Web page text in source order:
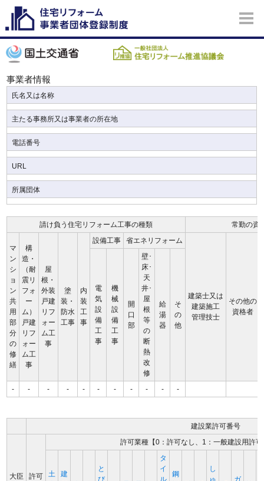
事業者情報
氏名又は名称
主たる事務所又は事業者の所在地
電話番号
URL
所属団体
請け負う住宅リフォーム工事の種類 常勤の資
マ
ン
シ
ョ
ン
共
用
部
分
の
修
繕
構
造・
（耐
震リ
フォ
ー
ム）
戸建
リフ
ォー
ム工
事
屋
根・
外装
戸建
リフ
ォー
ム工
事
塗
装・
防水
工事
内
装
工
事
設備工事 省エネリフォーム
建築士又は
建築施工
管理技士
その他の
資格者
電
気
設
備
工
事
機
械
設
備
工
事
開
口
部
壁･
床･
天
井･
屋
根
等
の
断
熱
改
修
給
湯
器
そ
の
他
- - - - - - - - - - -
建設業許可番号
大臣
許可
許可業種【0：許可なし、1：一般建設用許
土
建
と
び
タ
イ
ル
鋼
し
ゅ
ガ